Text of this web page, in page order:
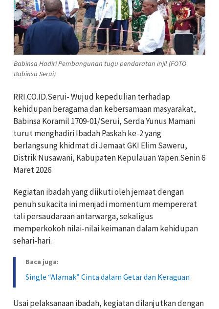
Babinsa Hadiri Pembangunan tugu pendaratan injil (FOTO
Babinsa Serui)
RRI.CO.ID.Serui- Wujud kepedulian terhadap
kehidupan beragama dan kebersamaan masyarakat,
Babinsa Koramil 1709-01/Serui, Serda Yunus Mamani
turut menghadiri Ibadah Paskah ke-2 yang
berlangsung khidmat di Jemaat GKI Elim Saweru,
Distrik Nusawani, Kabupaten Kepulauan Yapen.Senin 6
Maret 2026
Kegiatan ibadah yang diikuti oleh jemaat dengan
penuh sukacita ini menjadi momentum mempererat
tali persaudaraan antarwarga, sekaligus
memperkokoh nilai-nilai keimanan dalam kehidupan
sehari-hari.
Baca juga:
Single “Alamak” Cinta dalam Getar dan Keraguan
Usai pelaksanaan ibadah, kegiatan dilanjutkan dengan